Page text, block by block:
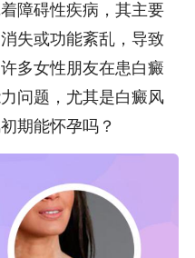
障碍性疾病，其主要
失或功能紊乱，导致
多女性朋友在患白癜
问题，尤其是白癜风
期能怀孕吗？